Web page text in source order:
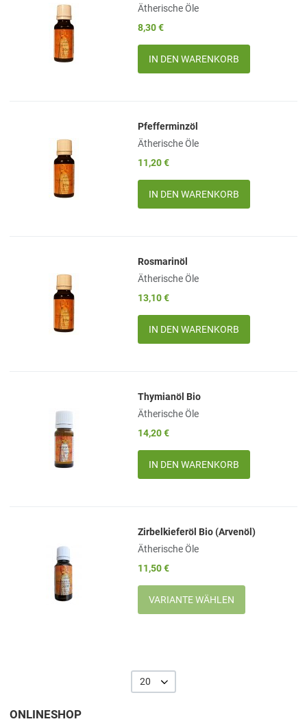
ONLINESHOP
Add to Compare
Quick View
Ätherische Öle
8,30 €
Menge
Add to Wishlist
Add to Compare
Quick View
Pfefferminzöl
Ätherische Öle
11,20 €
Menge
Add to Wishlist
Add to Compare
Quick View
Rosmarinöl
Ätherische Öle
13,10 €
Menge
Add to Wishlist
Add to Compare
Quick View
Thymianöl Bio
Ätherische Öle
14,20 €
Menge
Add to Wishlist
Add to Compare
Quick View
Zirbelkieferöl Bio (Arvenöl)
Ätherische Öle
11,50 €
20